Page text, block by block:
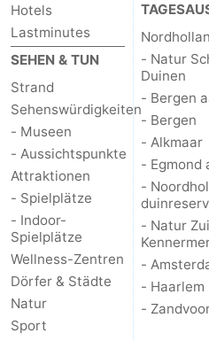
Hotels
Lastminutes
SEHEN & TUN
Strand
Sehenswürdigkeiten
- Museen
- Aussichtspunkte
Attraktionen
- Spielplätze
- Indoor-
Spielplätze
Wellness-Zentren
Dörfer & Städte
Natur
Sport
- Natur
Duinen
- Bergen
- Bergen
- Alkmaar
- Egmond
-
- Natur
-
- Haarlem
-